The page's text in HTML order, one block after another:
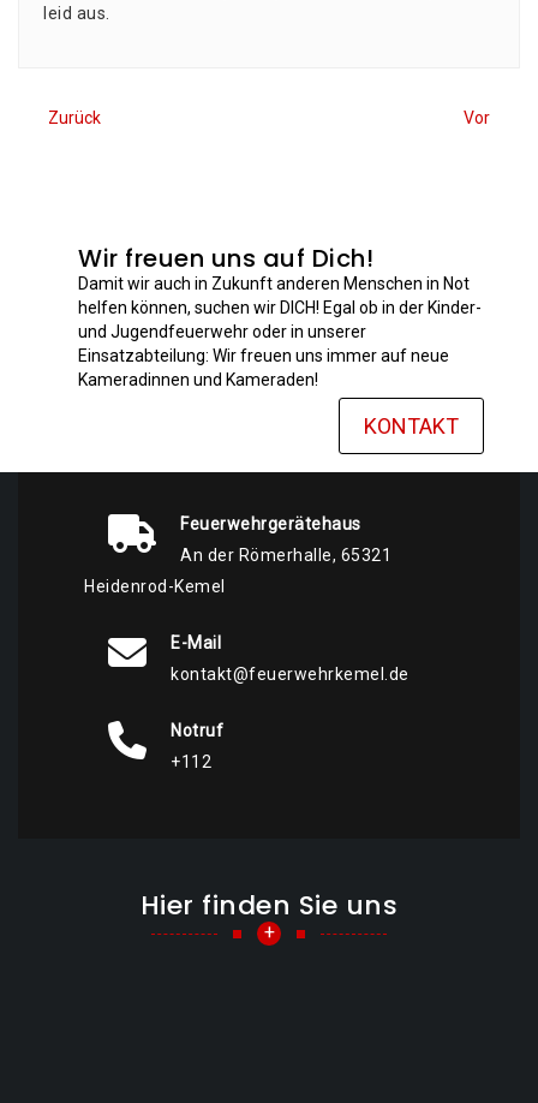
leid aus.
Zurück Vor
Wir freuen uns auf Dich!
Damit wir auch in Zukunft anderen Menschen in Not
helfen können, suchen wir DICH! Egal ob in der Kinder-
und Jugendfeuerwehr oder in unserer
Einsatzabteilung: Wir freuen uns immer auf neue
Kameradinnen und Kameraden!
KONTAKT
Feuerwehrgerätehaus
An der Römerhalle, 65321
Heidenrod-Kemel
E-Mail
kontakt@feuerwehrkemel.de
Notruf
+112
Hier finden Sie uns
+